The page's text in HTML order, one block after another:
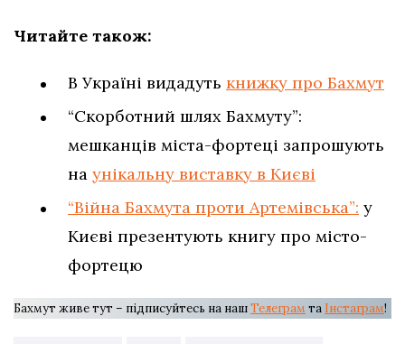
Читайте також:
В Україні видадуть книжку про Бахмут
“Скорботний шлях Бахмуту”:
мешканців міста-фортеці запрошують
на унікальну виставку в Києві
“Війна Бахмута проти Артемівська”: у
Києві презентують книгу про місто-
фортецю
Бахмут живе тут – підписуйтесь на нашТелеграм та Інстаграм!